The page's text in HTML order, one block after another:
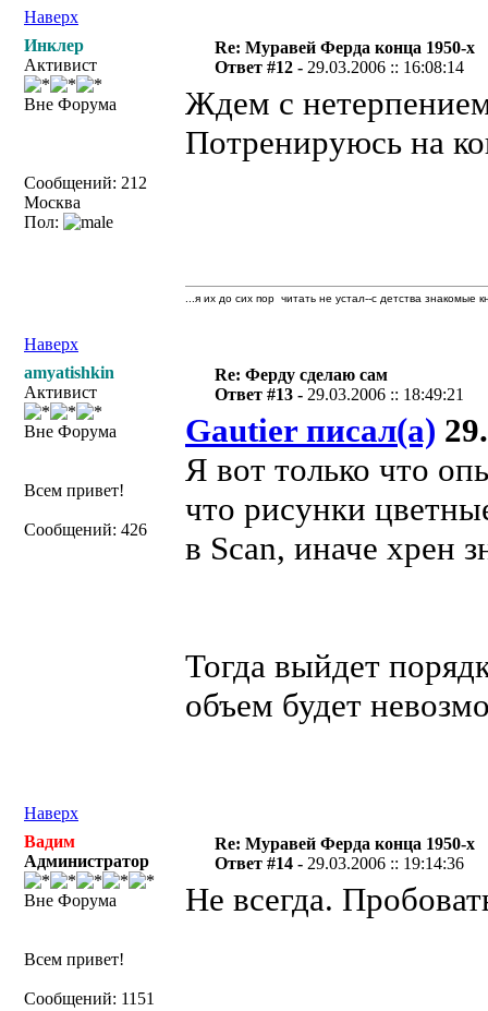
Наверх
Инклер
Активист
Вне Форума
Сообщений: 212
Москва
Пол:
Re: Муравей Ферда конца 1950-х
Ответ #12 - 29.03.2006 :: 16:08:14
Ждем с
Потренируюсь на
Наверх
...я их до сих пор читать не устал--с детства знакомые
amyatishkin
Активист
Вне Форума
Всем привет!
Сообщений: 426
Re: Ферду сделаю сам
Ответ #13 - 29.03.2006 :: 18:49:21
Gautier писал(а)
Я вот только что
что рисунки
в Scan, иначе хрен
Тогда выйдет
объем будет
Наверх
Вадим
Администратор
Вне Форума
Всем привет!
Сообщений: 1151
Re: Муравей Ферда конца 1950-х
Ответ #14 - 29.03.2006 :: 19:14:36
Не всегда.